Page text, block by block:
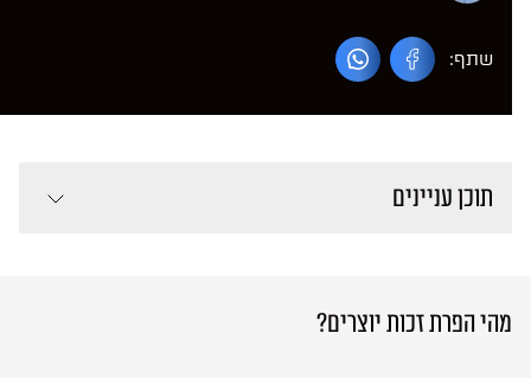
שתף:
תוכן עניינים
מהי הפרת זכות יוצרים?